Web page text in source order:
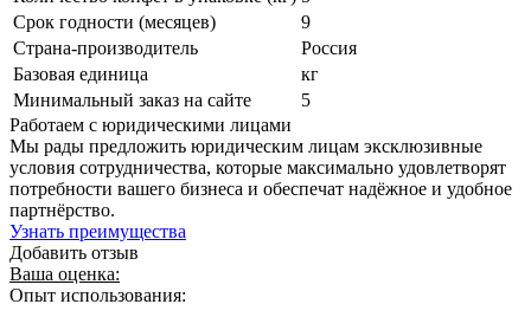
Срок годности (месяцев)
9
Страна-производитель
Россия
Базовая единица
кг
Минимальный заказ на сайте
5
Работаем с юридическими лицами
Мы рады предложить юридическим лицам эксклюзивные
условия сотрудничества, которые максимально удовлетворят
потребности вашего бизнеса и обеспечат надёжное и удобное
партнёрство.
Узнать преимущества
Добавить отзыв
Ваша оценка:
Опыт использования: